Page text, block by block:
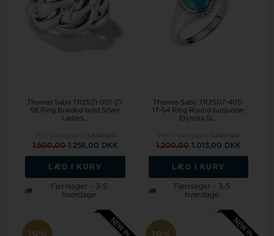
Thomas Sabo TR2521-001-21-
58 Ring Braided bold Silver
Ladies...
1.500,001.256,00 DKK
LÆG I KURV
Fjernlager - 3-5
hverdage
Thomas Sabo TR2507-405-
17-54 Ring Round turquoise
Elyndra Si...
1.200,001.013,00 DKK
LÆG I KURV
Fjernlager - 3-5
hverdage